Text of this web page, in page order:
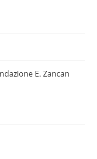
E. Zancan